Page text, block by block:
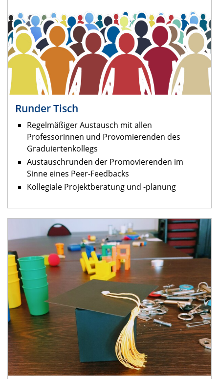
Runder Tisch
Regelmäßiger Austausch mit allen
Professorinnen und Provomierenden des
Graduiertenkollegs
Austauschrunden der Promovierenden im
Sinne eines Peer-Feedbacks
Kollegiale Projektberatung und -planung